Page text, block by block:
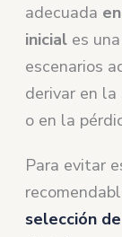
adecuada
inicial es
escenarios
derivar en
o en la
Para evitar
selección